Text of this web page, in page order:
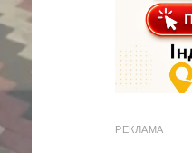
РЕКЛАМА